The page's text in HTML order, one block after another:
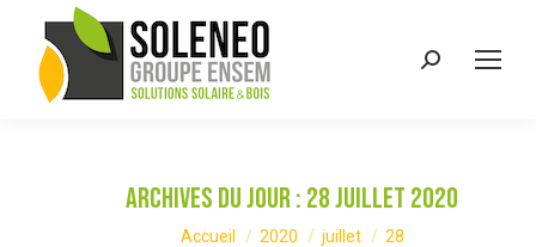
Recherche
Archives du jour : 28 juillet 2020
Vous êtes ici :
Accueil 2020 juillet 28